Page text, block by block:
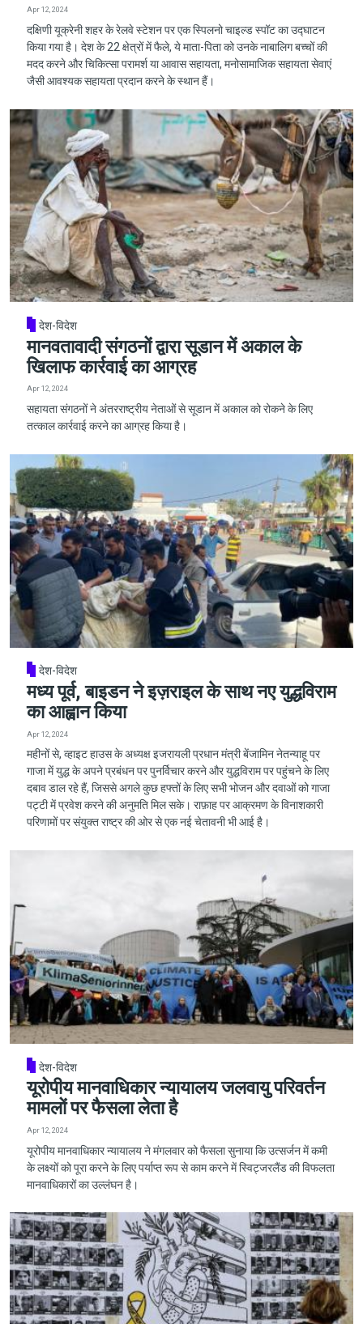
Apr 12, 2024
दक्षिणी यूक्रेनी शहर के रेलवे स्टेशन पर एक स्पिलनो चाइल्ड स्पॉट का उद्घाटन
किया गया है। देश के 22 क्षेत्रों में फैले, ये माता-पिता को उनके नाबालिग बच्चों की
मदद करने और चिकित्सा परामर्श या आवास सहायता, मनोसामाजिक सहायता सेवाएं
जैसी आवश्यक सहायता प्रदान करने के स्थान हैं।
देश-विदेश
मानवतावादी संगठनों द्वारा सूडान में अकाल के
खिलाफ कार्रवाई का आग्रह
Apr 12, 2024
सहायता संगठनों ने अंतरराष्ट्रीय नेताओं से सूडान में अकाल को रोकने के लिए
तत्काल कार्रवाई करने का आग्रह किया है।
देश-विदेश
मध्य पूर्व, बाइडन ने इज़राइल के साथ नए युद्धविराम
का आह्वान किया
Apr 12, 2024
महीनों से, व्हाइट हाउस के अध्यक्ष इजरायली प्रधान मंत्री बेंजामिन नेतन्याहू पर
गाजा में युद्ध के अपने प्रबंधन पर पुनर्विचार करने और युद्धविराम पर पहुंचने के लिए
दबाव डाल रहे हैं, जिससे अगले कुछ हफ्तों के लिए सभी भोजन और दवाओं को गाजा
पट्टी में प्रवेश करने की अनुमति मिल सके। राफ़ाह पर आक्रमण के विनाशकारी
परिणामों पर संयुक्त राष्ट्र की ओर से एक नई चेतावनी भी आई है।
देश-विदेश
यूरोपीय मानवाधिकार न्यायालय जलवायु परिवर्तन
मामलों पर फैसला लेता है
Apr 12, 2024
यूरोपीय मानवाधिकार न्यायालय ने मंगलवार को फैसला सुनाया कि उत्सर्जन में कमी
के लक्ष्यों को पूरा करने के लिए पर्याप्त रूप से काम करने में स्विट्जरलैंड की विफलता
मानवाधिकारों का उल्लंघन है।